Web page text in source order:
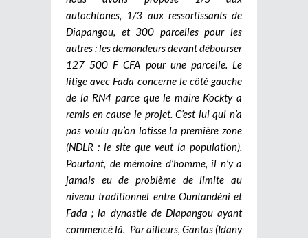
autochtones, 1/3 aux ressortissants de
Diapangou, et 300 parcelles pour les
autres ; les demandeurs devant débourser
127 500 F CFA pour une parcelle. Le
litige avec Fada concerne le côté gauche
de la RN4 parce que le maire Kockty a
remis en cause le projet. C’est lui qui n’a
pas voulu qu’on lotisse la première zone
(NDLR : le site que veut la population).
Pourtant, de mémoire d’homme, il n’y a
jamais eu de problème de limite au
niveau traditionnel entre Ountandéni et
Fada ; la dynastie de Diapangou ayant
commencé là. Par ailleurs, Gantas (Idany